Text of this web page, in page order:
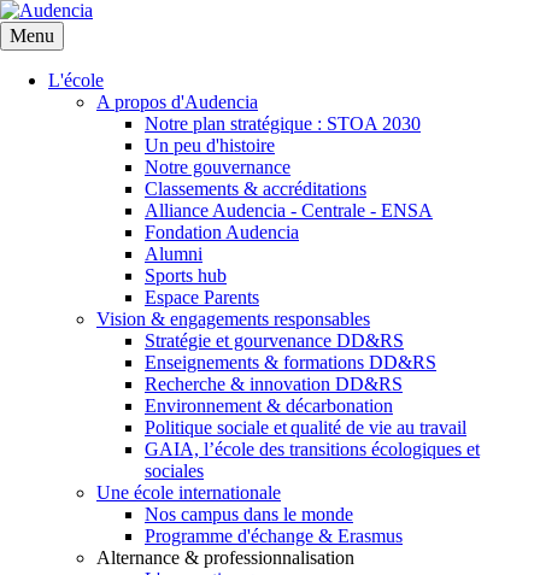
Aller
au
contenu
principal
Menu
L'école
A propos d'Audencia
Notre plan stratégique : STOA 2030
Un peu d'histoire
Notre gouvernance
Classements & accréditations
Alliance Audencia - Centrale - ENSA
Fondation Audencia
Alumni
Sports hub
Espace Parents
Vision & engagements responsables
Stratégie et gourvenance DD&RS
Enseignements & formations DD&RS
Recherche & innovation DD&RS
Environnement & décarbonation
Politique sociale et qualité de vie au travail
GAIA, l’école des transitions écologiques et
sociales
Une école internationale
Nos campus dans le monde
Programme d'échange & Erasmus
Alternance & professionnalisation